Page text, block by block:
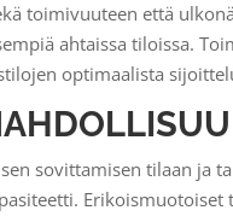
toimivuuteen että
ahtaissa tiloissa.
optimaalista
sovittamisen tilaan ja